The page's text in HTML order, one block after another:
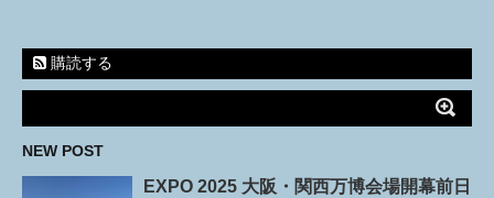
購読する
NEW POST
EXPO 2025 大阪・関西万博会場開幕前日